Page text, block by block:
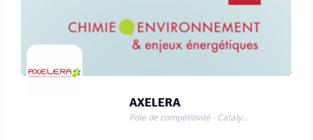
AXELERA
Pole de compétitivité - Catalyseur de croissance durable